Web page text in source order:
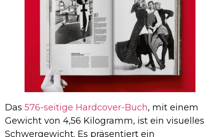
Das 576-seitige Hardcover-Buch, mit einem
Gewicht von 4,56 Kilogramm, ist ein visuelles
Schwergewicht. Es präsentiert ein